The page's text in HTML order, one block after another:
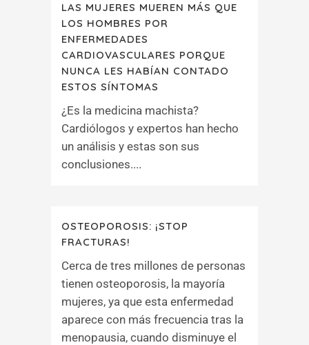
LAS MUJERES MUEREN MÁS QUE
LOS HOMBRES POR
ENFERMEDADES
CARDIOVASCULARES PORQUE
NUNCA LES HABÍAN CONTADO
ESTOS SÍNTOMAS
¿Es la medicina machista?
Cardiólogos y expertos han hecho
un análisis y estas son sus
conclusiones....
OSTEOPOROSIS: ¡STOP
FRACTURAS!
Cerca de tres millones de personas
tienen osteoporosis, la mayoría
mujeres, ya que esta enfermedad
aparece con más frecuencia tras la
menopausia, cuando disminuye el